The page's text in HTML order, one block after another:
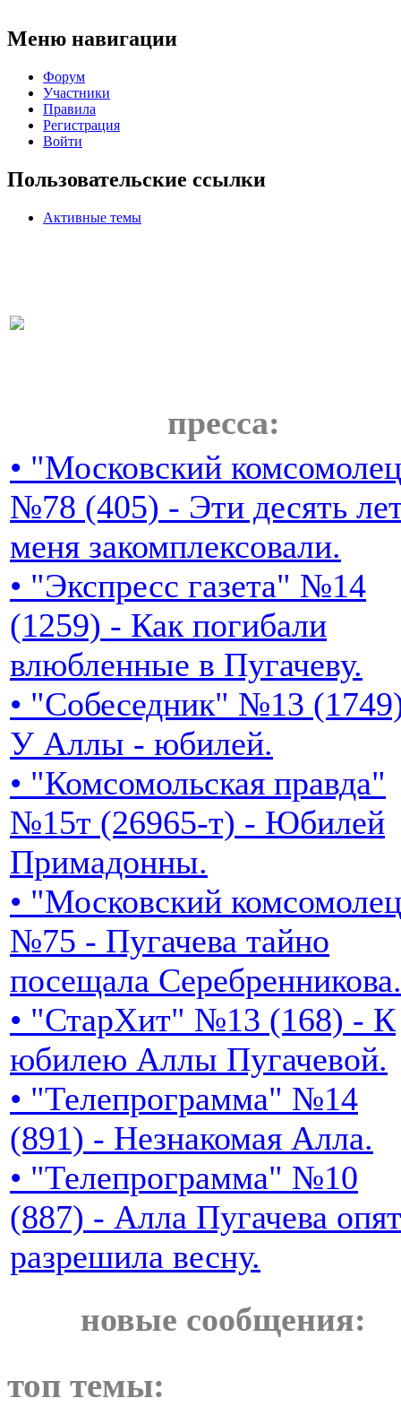
Меню навигации
Форум
Участники
Правила
Регистрация
Войти
Пользовательские ссылки
Активные темы
пресса:
• "Московский
№78 (405) - Эти десять
меня закомплексовали.
• "Экспресс газета" №14
(1259) - Как погибали
влюбленные в Пугачеву.
• "Собеседник" №13
У Аллы - юбилей.
• "Комсомольская правда"
№15т (26965-т) - Юбилей
Примадонны.
• "Московский
№75 - Пугачева тайно
посещала Серебренникова.
• "СтарХит" №13 (168) - К
юбилею Аллы Пугачевой.
• "Телепрограмма" №14
(891) - Незнакомая Алла.
• "Телепрограмма" №10
(887) - Алла Пугачева
разрешила весну.
новые сообщения:
топ темы: